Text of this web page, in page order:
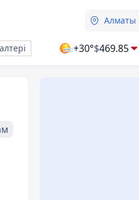
Алматы
+30°$469.85